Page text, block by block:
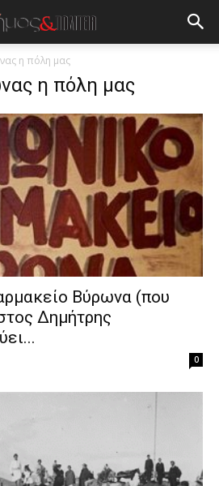
η πόλη μας
η πόλη μας
Βύρωνα (που
Δημήτρης
0